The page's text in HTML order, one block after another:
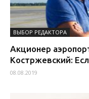
ВЫБОР РЕДАКТОРА
Акционер
Костржевский:
08.08.2019